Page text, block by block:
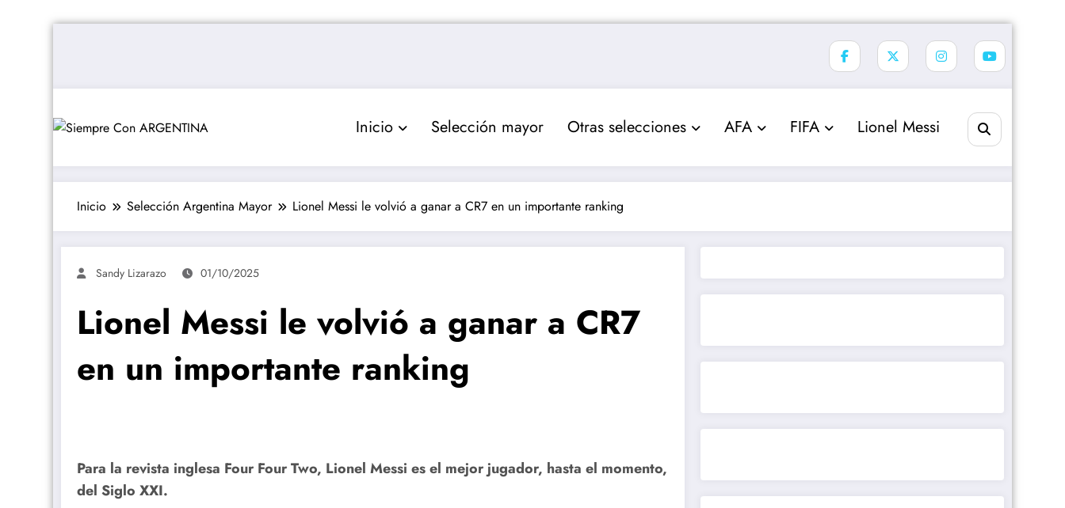
Inicio Selección mayor Otras selecciones AFA FIFA Lionel Messi
Inicio Selección Argentina Mayor Lionel Messi le volvió a ganar a CR7 en un importante ranking
Sandy Lizarazo 01/10/2025
Lionel Messi le volvió a ganar a CR7
en un importante ranking
Para la revista inglesa Four Four Two, Lionel Messi es el mejor jugador, hasta el momento,
del Siglo XXI.